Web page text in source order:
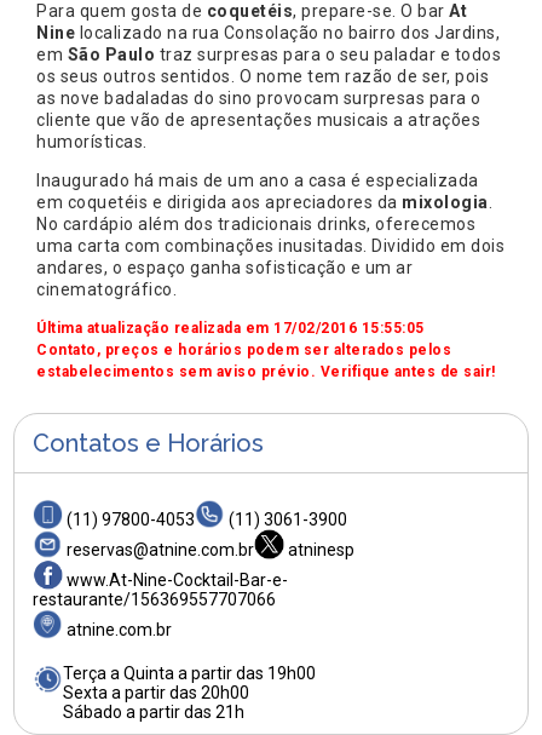
Para quem gosta de coquetéis, prepare-se. O bar At
Nine localizado na rua Consolação no bairro dos Jardins,
em São Paulo traz surpresas para o seu paladar e todos
os seus outros sentidos. O nome tem razão de ser, pois
as nove badaladas do sino provocam surpresas para o
cliente que vão de apresentações musicais a atrações
humorísticas.
Inaugurado há mais de um ano a casa é especializada
em coquetéis e dirigida aos apreciadores da mixologia.
No cardápio além dos tradicionais drinks, oferecemos
uma carta com combinações inusitadas. Dividido em dois
andares, o espaço ganha sofisticação e um ar
cinematográfico.
Última atualização realizada em 17/02/2016 15:55:05
Contato, preços e horários podem ser alterados pelos
estabelecimentos sem aviso prévio. Verifique antes de sair!
Contatos e Horários
(11) 97800-4053
(11) 3061-3900
reservas@atnine.com.br
atninesp
www.At-Nine-Cocktail-Bar-e-
restaurante/156369557707066
atnine.com.br
Terça a Quinta a partir das 19h00
Sexta a partir das 20h00
Sábado a partir das 21h